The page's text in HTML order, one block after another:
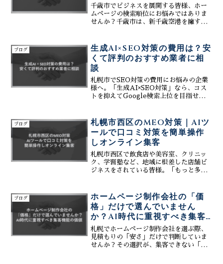
千歳市でビジネスを展開する皆様、ホー
ムページの検索順位にお悩みではありま
せんか？千歳市は、新千歳空港を擁する
インターネットを活用した情報発信は、
ビジネスの成功に不可欠な...
ブログ
生成AI×SEO対策の費用は？安
くて評判のおすすめ業者に相
談
札幌市でSEO対策の費用にお悩みの企業
様へ。「生成AI×SEO対策」なら、コス
トを抑えてGoogle検索上位を目指せま
制作からMEO対策までをトータルサポー
ト。AI活用で人件費を削減し、高品質な
サービスを提供するおすすめの業者で
す。まずは無料相談で、貴社に最適な集
客プランをご提案します。
ブログ
札幌市西区のMEO対策｜AIツ
ールで口コミ対策を簡単操作
しオンライン集客
札幌市西区で飲食店や美容室、クリニッ
ク、学習塾など、地域に根差した店舗ビ
ジネスをされている皆様。「もっと多く
う？」――そうお考えではありません
か。そのための最も強力で、現代...
ブログ
ホームページ制作会社の「価
格」だけで選んでいません
か？AI時代に重視すべき集客
機能の価値
札幌でホームページ制作会社を選ぶ際、
見積もりの「安さ」だけで判断していま
せんか？その選択が、集客できない「死